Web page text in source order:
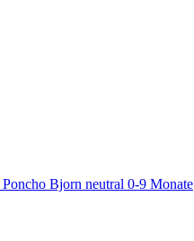
Bjorn neutral 0-9 Monate